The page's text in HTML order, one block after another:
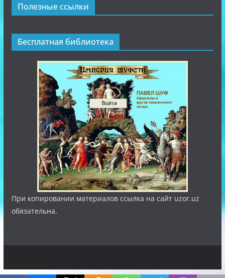
Полезные ссылки
Бесплатная библиотека
При копировании материалов ссылка на сайт uzor.uz
обязательна.